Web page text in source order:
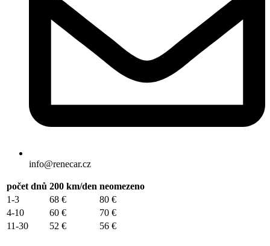
info@renecar.cz
počet dnů 200 km/den neomezeno
1-3
68 €
80 €
4-10
60 €
70 €
11-30
52 € 56 €